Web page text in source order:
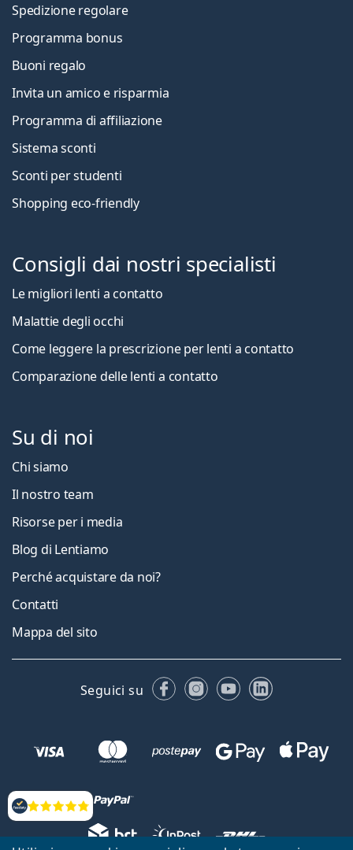
Valutazione
Spedizione regolare
Programma bonus
Buoni regalo
Invita un amico e risparmia
Programma di affiliazione
Sistema sconti
Sconti per studenti
Shopping eco-friendly
Consigli dai nostri specialisti
Le migliori lenti a contatto
Malattie degli occhi
Come leggere la prescrizione per lenti a contatto
Comparazione delle lenti a contatto
Su di noi
Chi siamo
Il nostro team
Risorse per i media
Blog di Lentiamo
Perché acquistare da noi?
Contatti
Mappa del sito
Seguici su FacebookInstagram
YouTubeLinkedIn